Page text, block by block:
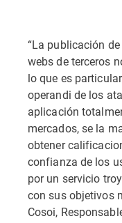
“La publicación
webs de terceros
lo que es
operandi de los
aplicación
mercados, se la
obtener
confianza de los
por un servicio
con sus objetivos
Cosoi,